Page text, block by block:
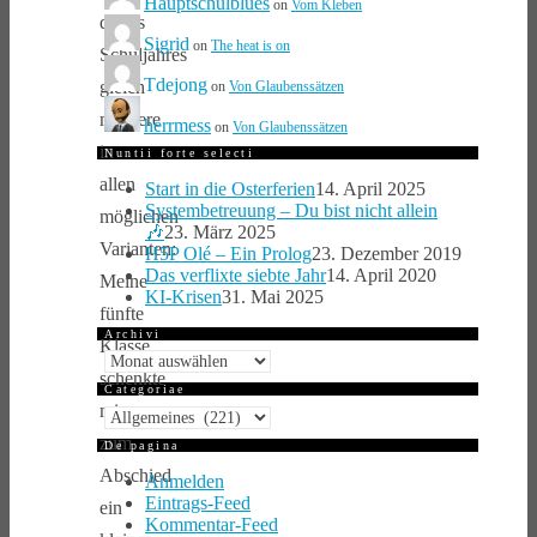
dieses
Schuljahres
gleich
mehrere
in
allen
möglichen
Varianten:
Meine
fünfte
Klasse
schenkte
mir
zum
Abschied
ein
on Vom Kleben
Sigrid on The heat is on
Tdejong on Von Glaubenssätzen
herrmess on Von Glaubenssätzen
Nuntii forte selecti
Start in die Osterferien14. April 2025
Systembetreuung – Du bist nicht allein
🎶23. März 2025
H5P Olé – Ein Prolog23. Dezember 2019
Das verflixte siebte Jahr14. April 2020
KI-Krisen31. Mai 2025
Archivi
Archivi
Categoriae
Categoriae
De pagina
Anmelden
Eintrags-Feed
Kommentar-Feed